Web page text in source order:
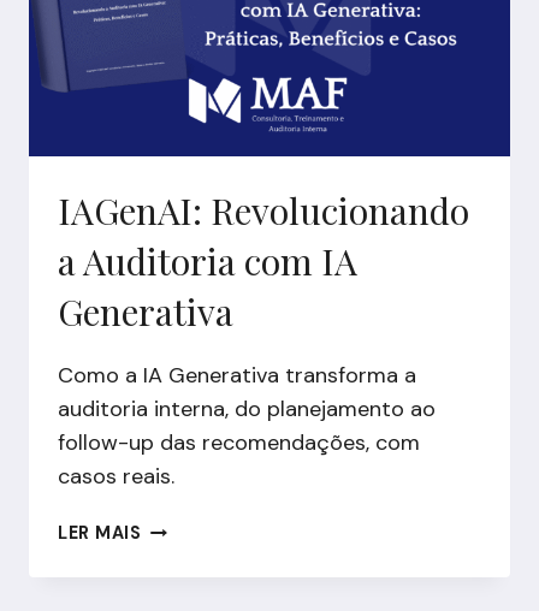
DE
INTEGRIDADE
PROTEGE
FUTURO
DA
COMPLEMENTAR
IAGenAI: Revolucionando
a Auditoria com IA
Generativa
Como a IA Generativa transforma a
auditoria interna, do planejamento ao
follow-up das recomendações, com
casos reais.
LER MAIS IAGENAI:
A